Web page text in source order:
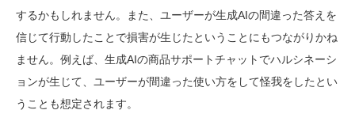
するかもしれません。また、ユーザーが生成AIの間違った答えを
信じて行動したことで損害が生じたということにもつながりかね
ません。例えば、生成AIの商品サポートチャットでハルシネーシ
ョンが生じて、ユーザーが間違った使い方をして怪我をしたとい
うことも想定されます。